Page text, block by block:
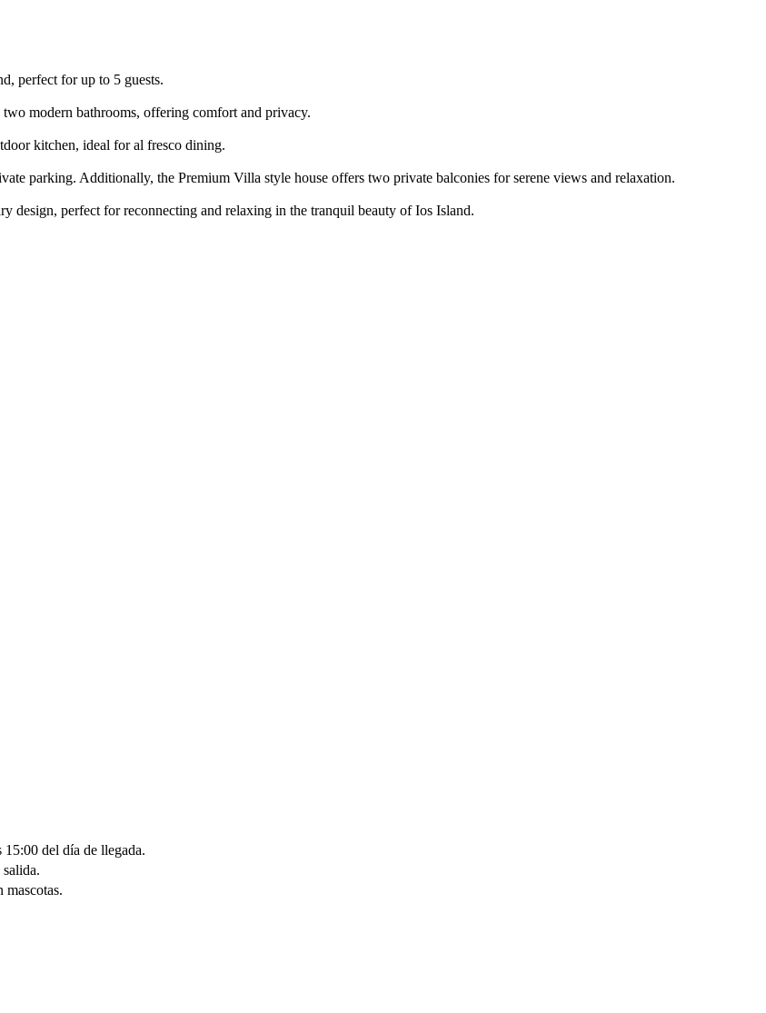
perfect for up to 5 guests.
modern bathrooms, offering comfort and privacy.
kitchen, ideal for al fresco dining.
parking. Additionally, the Premium Villa style house offers two private balconies for serene views and relaxation.
design, perfect for reconnecting and relaxing in the tranquil beauty of Ios Island.
15:00 del día de llegada.
mascotas.